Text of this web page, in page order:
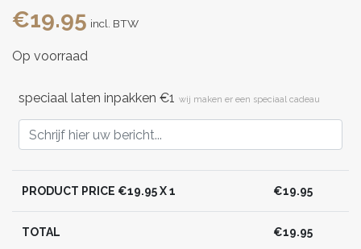
€19.95 incl. BTW
Op voorraad
speciaal laten inpakken €1 wij maken er een speciaal cadeau
PRODUCT PRICE €19.95X 1 €19.95
TOTAL €19.95